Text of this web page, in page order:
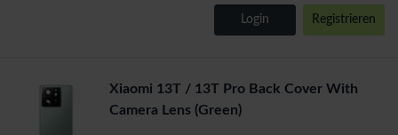
Login Registrieren
Xiaomi 13T / 13T Pro Back Cover With
Camera Lens (Green)